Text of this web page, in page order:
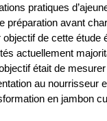
pratiques
avant
de cette
actuellement
était de
au
en jambon